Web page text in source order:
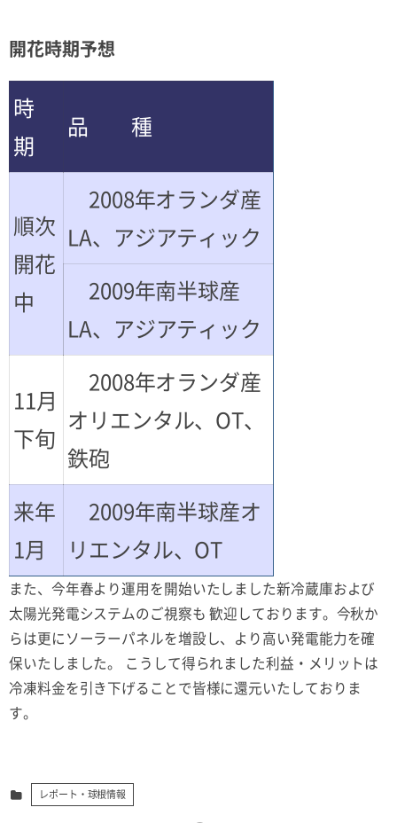
開花時期予想
時
期
品 種
順次
開花
中
2008年オランダ産
LA、アジアティック
2009年南半球産
LA、アジアティック
11月
下旬
2008年オランダ産
オリエンタル、OT、
鉄砲
来年
1月
2009年南半球産オ
リエンタル、OT
また、今年春より運用を開始いたしました新冷蔵庫および
太陽光発電システムのご視察も 歓迎しております。今秋か
らは更にソーラーパネルを増設し、より高い発電能力を確
保いたしました。 こうして得られました利益・メリットは
冷凍料金を引き下げることで皆様に還元いたしておりま
す。
レポート・球根情報